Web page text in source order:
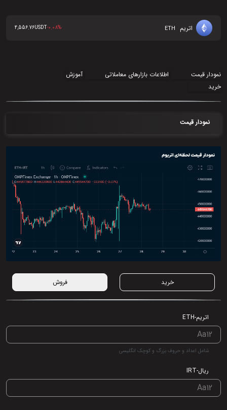
اتریم ETH
-0.08%
USDT
4,556.76
نمودار قیمت اطلاعات بازارهای معاملاتی
آموزش
خرید
نمودار قیمت
خرید فروش
اتریم-ETH
شامل اعداد و حروف بزرگ و کوچک انگلیسی
ریال-IRT